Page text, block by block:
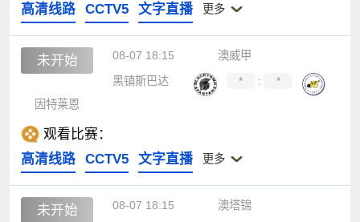
高清线路
CCTV5 文字直播 更多
未开始 08-07 18:15
澳威甲
黑镇斯巴达
* :
*
因特莱恩
观看比赛：
高清线路
CCTV5 文字直播 更多
未开始 08-07 18:15
澳塔锦